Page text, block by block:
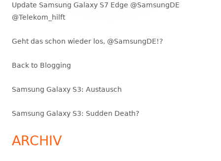
Update Samsung Galaxy S7 Edge @SamsungDE
@Telekom_hilft
Geht das schon wieder los, @SamsungDE!?
Back to Blogging
Samsung Galaxy S3: Austausch
Samsung Galaxy S3: Sudden Death?
ARCHIV